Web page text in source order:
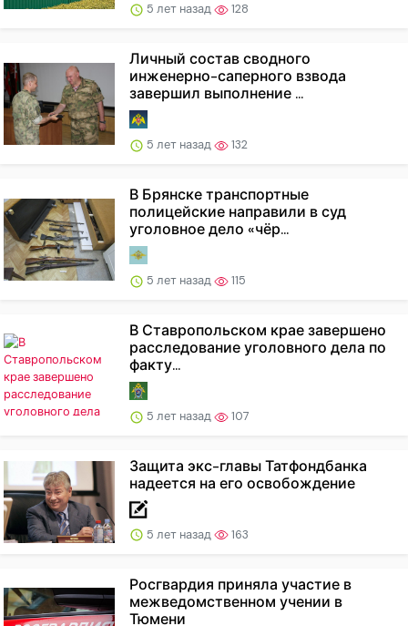
5 лет назад 128
Личный состав сводного
инженерно-саперного взвода
завершил выполнение ...
5 лет назад 132
В Брянске транспортные
полицейские направили в суд
уголовное дело «чёр...
5 лет назад 115
В Ставропольском крае завершено
расследование уголовного дела по
факту...
5 лет назад 107
Защита экс-главы Татфондбанка
надеется на его освобождение
5 лет назад 163
Росгвардия приняла участие в
межведомственном учении в
Тюмени